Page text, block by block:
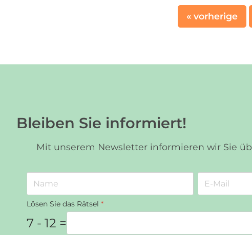
« vorherige
Bleiben Sie informiert!
Mit unserem Newsletter informieren wir Sie
Lösen Sie das Rätsel *
7 - 12 =